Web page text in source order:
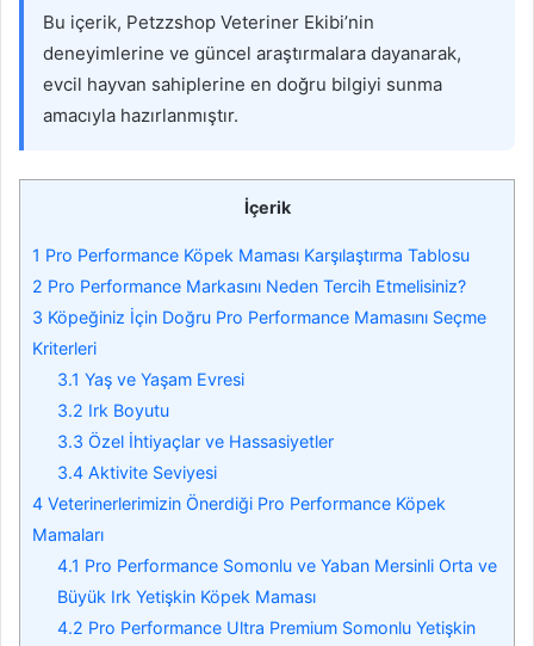
Bu içerik, Petzzshop Veteriner Ekibi’nin
deneyimlerine ve güncel araştırmalara dayanarak,
evcil hayvan sahiplerine en doğru bilgiyi sunma
amacıyla hazırlanmıştır.
İçerik
1 Pro Performance Köpek Maması Karşılaştırma Tablosu
2 Pro Performance Markasını Neden Tercih Etmelisiniz?
3 Köpeğiniz İçin Doğru Pro Performance Mamasını Seçme
Kriterleri
3.1 Yaş ve Yaşam Evresi
3.2 Irk Boyutu
3.3 Özel İhtiyaçlar ve Hassasiyetler
3.4 Aktivite Seviyesi
4 Veterinerlerimizin Önerdiği Pro Performance Köpek
Mamaları
4.1 Pro Performance Somonlu ve Yaban Mersinli Orta ve
Büyük Irk Yetişkin Köpek Maması
4.2 Pro Performance Ultra Premium Somonlu Yetişkin